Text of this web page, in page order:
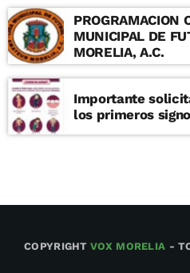
PROGRAMACION
MUNICIPAL DE
MORELIA, A.C.
Importante
los primeros
COPYRIGHTVOX MORELIA -